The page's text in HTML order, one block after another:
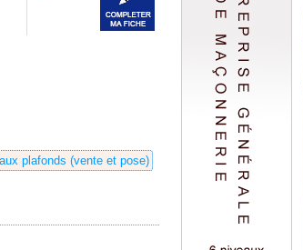
plafonds (vente et pose)